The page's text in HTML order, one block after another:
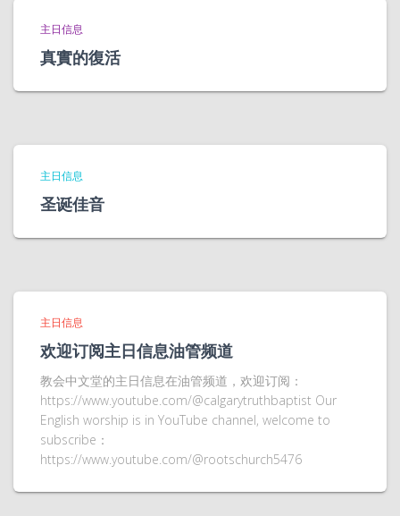
主日信息
真實的復活
主日信息
圣诞佳音
主日信息
欢迎订阅主日信息油管频道
教会中文堂的主日信息在油管频道，欢迎订阅：
https://www.youtube.com/@calgarytruthbaptist Our
English worship is in YouTube channel, welcome to
subscribe：
https://www.youtube.com/@rootschurch5476